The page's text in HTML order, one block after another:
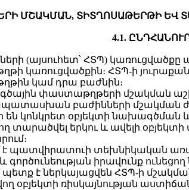
ՄՇԱԿՄԱՆ, ՏԻՏՂՈՍԱԹԵՐԹԻ
4.1.
(այսուհետ՝ ՀՏՊ)
ՀՏՊ-ի
կամ դրա բաժնին։
փաստաթղթերի մշակման
բաժինների մշակման
կոնկրետ օբյեկտի նախագծման
տարածվել երկու և ավելի
է պատվիրատուի տեխնիկական
իրավունք
է ներկայացվեն ՀՏՊ-ի
օբյեկտի ռիսկայնության